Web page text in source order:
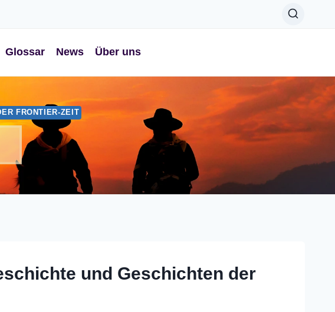
Glossar News Über uns
FRONTIER-ZEIT
und Geschichten der